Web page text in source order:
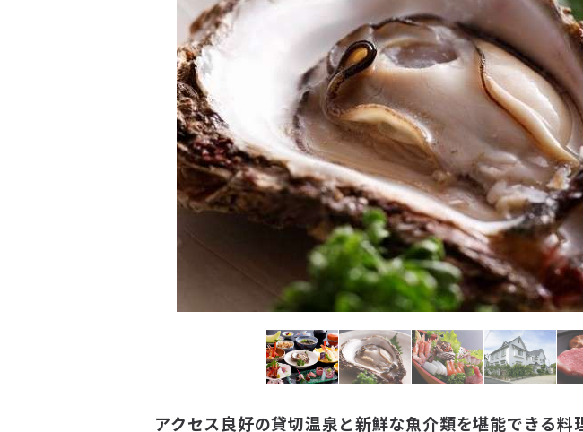
アクセス良好の貸切温泉と新鮮な魚介類を堪能できる料